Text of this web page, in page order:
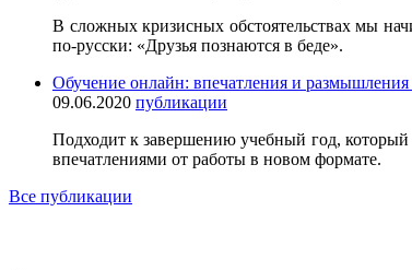
В сложных кризисных обстоятельствах мы
по-русски: «Друзья познаются в беде».
Обучение онлайн: впечатления и
09.06.2020 публикации
Подходит к завершению учебный год,
впечатлениями от работы в новом формате.
Все публикации